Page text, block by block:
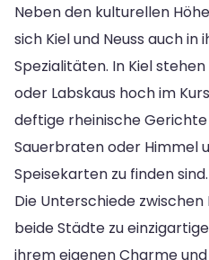
Neben den kulturellen
sich Kiel und Neuss auch in
Spezialitäten. In Kiel
oder Labskaus hoch im
deftige rheinische
Sauerbraten oder Himmel
Speisekarten zu finden sind.
Die Unterschiede zwischen
beide Städte zu
ihrem eigenen Charme